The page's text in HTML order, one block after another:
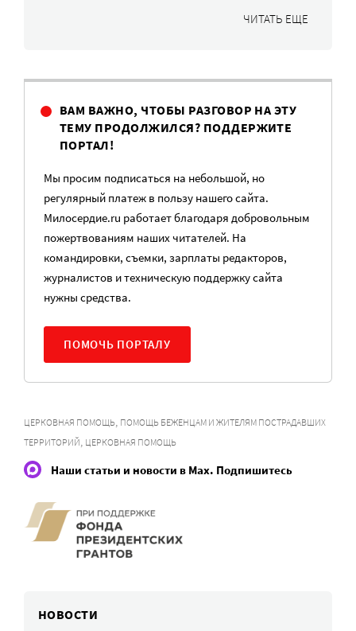
ЧИТАТЬ ЕЩЕ
ВАМ ВАЖНО, ЧТОБЫ РАЗГОВОР НА ЭТУ
ТЕМУ ПРОДОЛЖИЛСЯ? ПОДДЕРЖИТЕ
ПОРТАЛ!
Мы просим подписаться на небольшой, но
регулярный платеж в пользу нашего сайта.
Милосердие.ru работает благодаря добровольным
пожертвованиям наших читателей. На
командировки, съемки, зарплаты редакторов,
журналистов и техническую поддержку сайта
нужны средства.
ПОМОЧЬ ПОРТАЛУ
ЦЕРКОВНАЯ ПОМОЩЬ, ПОМОЩЬ БЕЖЕНЦАМ И ЖИТЕЛЯМ ПОСТРАДАВШИХ
ТЕРРИТОРИЙ, ЦЕРКОВНАЯ ПОМОЩЬ
Наши статьи и новости в Max. Подпишитесь
НОВОСТИ